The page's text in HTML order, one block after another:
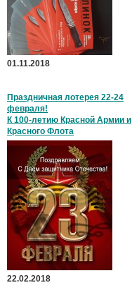
01.11.2018
Праздничная лотерея 22-24
февраля!
К 100-летию Красной Армии и
Красного Флота
22.02.2018